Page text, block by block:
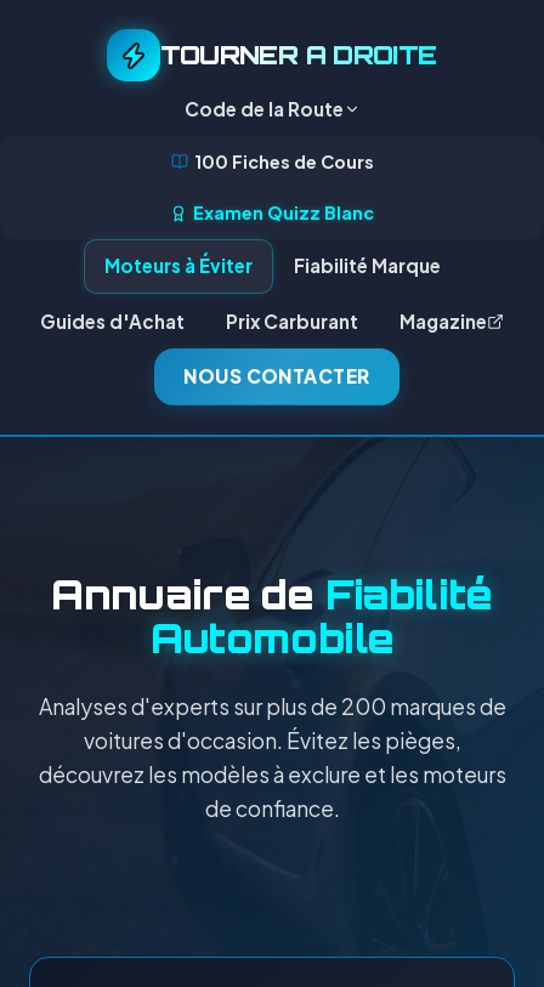
TOURNER A DROITE
Code de la Route
100 Fiches de Cours
Examen Quizz Blanc
Moteurs à Éviter Fiabilité Marque
Guides d'Achat Prix Carburant Magazine
NOUS CONTACTER
Annuaire de Fiabilité
Automobile
Analyses d'experts sur plus de 200 marques de
voitures d'occasion. Évitez les pièges,
découvrez les modèles à exclure et les moteurs
de confiance.